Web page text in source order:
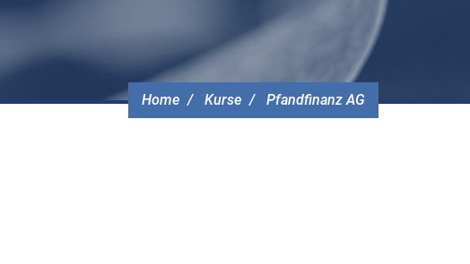
Home Kurse Pfandfinanz AG